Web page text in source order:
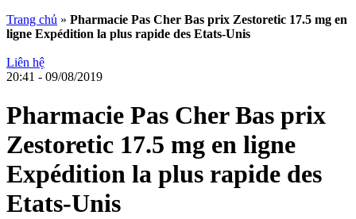
Trang chủ » Pharmacie Pas Cher Bas prix Zestoretic 17.5 mg en
ligne Expédition la plus rapide des Etats-Unis
Liên hệ
20:41 - 09/08/2019
Pharmacie Pas Cher Bas prix
Zestoretic 17.5 mg en ligne
Expédition la plus rapide des
Etats-Unis